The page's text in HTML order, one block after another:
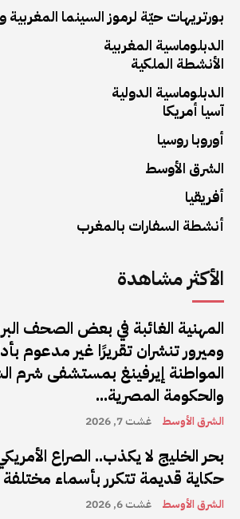
بورتريهات حيّة لرموز السينما المغربية
الدبلوماسية المغربية
الأنشطة الملكية
الدبلوماسية الدولية
آسيا أمريكا
أوروبا روسيا
الشرق الأوسط
أفريقيا
أنشطة السفارات بالمغرب
الأكثر مشاهدة
المهنية الغائبة في بعض الصحف
وميرور تنشران تقريرًا غير مدعوم
المواطنة إيرفينغ بمستشفى شرم
والحكومة المصرية...
الشرق الأوسط غشت 7, 2026
بحر الخليج لا يكذب.. الصراع الأمريكي
حكاية قديمة تتكرر بأسماء مختلفة
الشرق الأوسط غشت 6, 2026